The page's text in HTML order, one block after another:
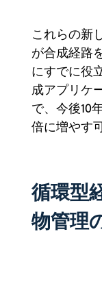
これらの新
が合成経路
にすでに役
成アプリケ
で、今後10
倍に増やす
循環型
物管理